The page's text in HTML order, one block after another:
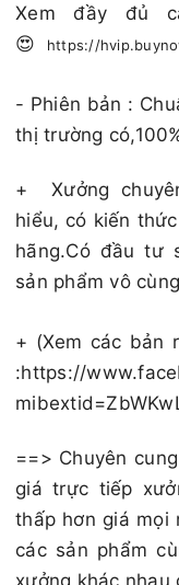
Xem đầy đủ
😍
https://
- Phiên bản :
thị trường
+Xưởng
hiểu, có kiến
hãng.Có đầu tư
sản phẩm vô
+ (Xem các bản
:https://
==> Chuyên
giá trực tiếp
thấp hơn giá mọi
các sản phẩm
xưởng khác nhau